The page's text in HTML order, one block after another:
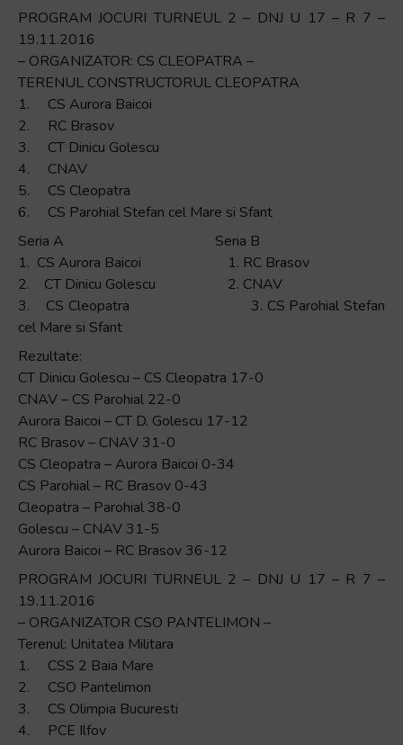
PROGRAM JOCURI TURNEUL 2 – DNJ U 17 – R 7 –
19.11.2016
– ORGANIZATOR: CS CLEOPATRA –
TERENUL CONSTRUCTORUL CLEOPATRA
1. CS Aurora Baicoi
2. RC Brasov
3. CT Dinicu Golescu
4. CNAV
5. CS Cleopatra
6. CS Parohial Stefan cel Mare si Sfant
Seria A Seria B
1. CS Aurora Baicoi 1. RC Brasov
2. CT Dinicu Golescu 2. CNAV
3. CS Cleopatra 3. CS Parohial Stefan
cel Mare si Sfant
Rezultate:
CT Dinicu Golescu – CS Cleopatra 17-0
CNAV – CS Parohial 22-0
Aurora Baicoi – CT D. Golescu 17-12
RC Brasov – CNAV 31-0
CS Cleopatra – Aurora Baicoi 0-34
CS Parohial – RC Brasov 0-43
Cleopatra – Parohial 38-0
Golescu – CNAV 31-5
Aurora Baicoi – RC Brasov 36-12
PROGRAM JOCURI TURNEUL 2 – DNJ U 17 – R 7 –
19.11.2016
– ORGANIZATOR CSO PANTELIMON –
Terenul: Unitatea Militara
1. CSS 2 Baia Mare
2. CSO Pantelimon
3. CS Olimpia Bucuresti
4. PCE Ilfov